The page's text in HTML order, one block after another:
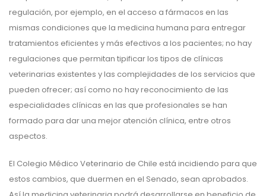
regulación, por ejemplo, en el acceso a fármacos en las
mismas condiciones que la medicina humana para entregar
tratamientos eficientes y más efectivos a los pacientes; no hay
regulaciones que permitan tipificar los tipos de clínicas
veterinarias existentes y las complejidades de los servicios que
pueden ofrecer; así como no hay reconocimiento de las
especialidades clínicas en las que profesionales se han
formado para dar una mejor atención clínica, entre otros
aspectos.
El Colegio Médico Veterinario de Chile está incidiendo para que
estos cambios, que duermen en el Senado, sean aprobados.